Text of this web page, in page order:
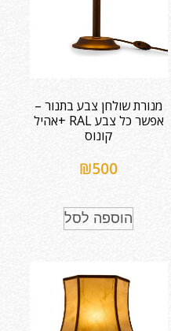
מנורת שולחן צבע בתנור –
אפשר כל צבע RAL +אהיל
קונוס
₪500
הוספה לסל